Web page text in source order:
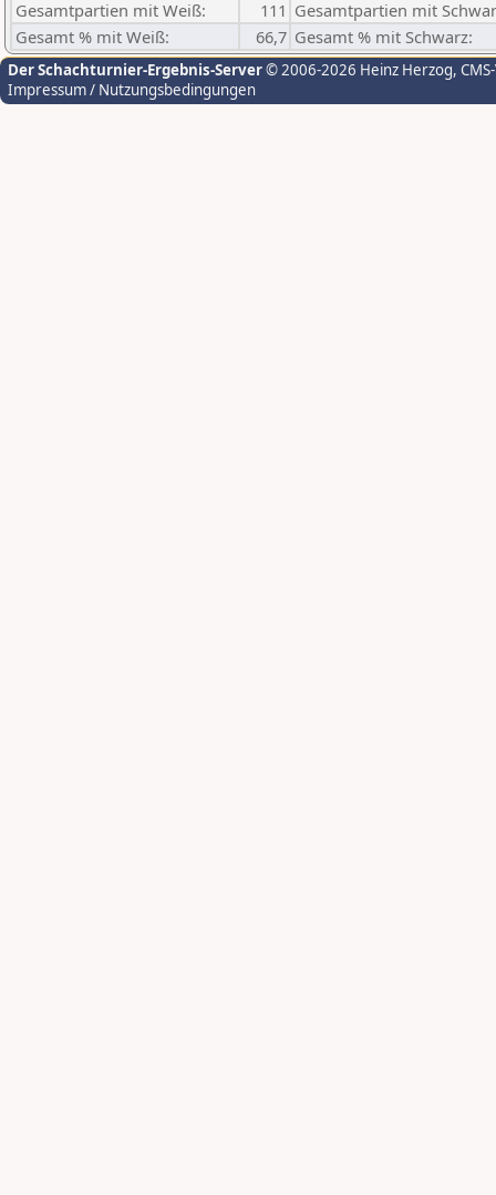
Gesamtpartien mit Weiß:
111 Gesamtpartien mit
Gesamt % mit Weiß:
66,7 Gesamt % mit Schwarz:
Der Schachturnier-Ergebnis-Server© 2006-2026 Heinz Herzog,
Impressum / Nutzungsbedingungen